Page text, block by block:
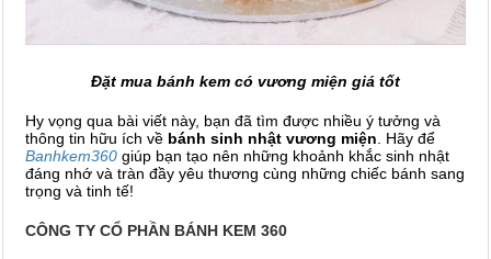
Đặt mua bánh kem có vương miện giá tốt
Hy vọng qua bài viết này, bạn đã tìm được nhiều ý tưởng và
thông tin hữu ích về bánh sinh nhật vương miện . Hãy để
Banhkem360 giúp bạn tạo nên những khoảnh khắc sinh nhật
đáng nhớ và tràn đầy yêu thương cùng những chiếc bánh sang
trọng và tinh tế!
CÔNG TY CỔ PHẦN BÁNH KEM 360